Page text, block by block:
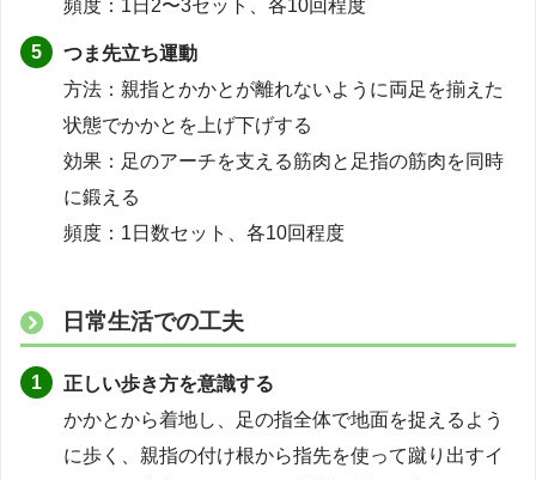
頻度：1日2〜3セット、各10回程度
つま先立ち運動
方法：親指とかかとが離れないように両足を揃えた
状態でかかとを上げ下げする
効果：足のアーチを支える筋肉と足指の筋肉を同時
に鍛える
頻度：1日数セット、各10回程度
日常生活での工夫
正しい歩き方を意識する
かかとから着地し、足の指全体で地面を捉えるよう
に歩く、親指の付け根から指先を使って蹴り出すイ